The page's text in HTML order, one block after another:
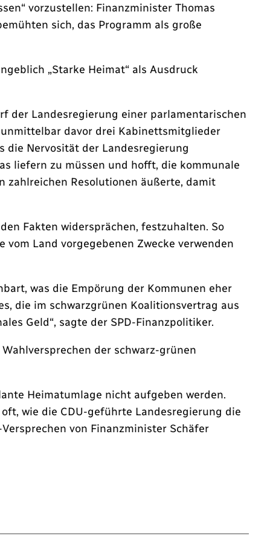
vorzustellen: Finanzminister Thomas
sich, das Programm als große
„Starke Heimat“ als Ausdruck
der Landesregierung einer parlamentarischen
davor drei Kabinettsmitglieder
die Nervosität der Landesregierung
liefern zu müssen und hofft, die kommunale
zahlreichen Resolutionen äußerte, damit
Fakten widersprächen, festzuhalten. So
Land vorgegebenen Zwecke verwenden
was die Empörung der Kommunen eher
die im schwarzgrünen Koalitionsvertrag aus
Geld“, sagte der SPD-Finanzpolitiker.
der schwarz-grünen
Heimatumlage nicht aufgeben werden.
wie die CDU-geführte Landesregierung die
von Finanzminister Schäfer